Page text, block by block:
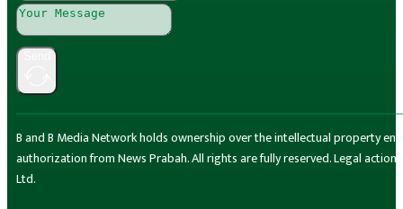
B and B Media Network holds ownership over the intellectual property
authorization from News Prabah. All rights are fully reserved. Legal
Ltd.